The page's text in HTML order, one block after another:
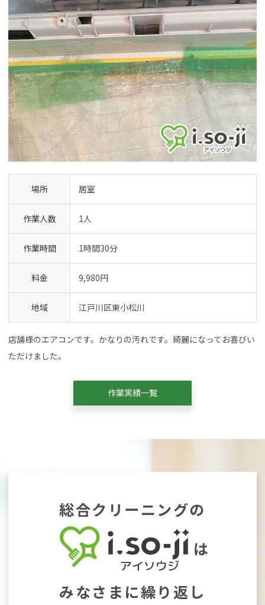
場所 居室
作業人数 1人
作業時間 1時間30分
料金 9,980円
地域 江戸川区東小松川
店舗様のエアコンです。かなりの汚れです。綺麗になってお喜びい
ただけました。
作業実績一覧
総合クリーニングの
は
みなさまに繰り返し